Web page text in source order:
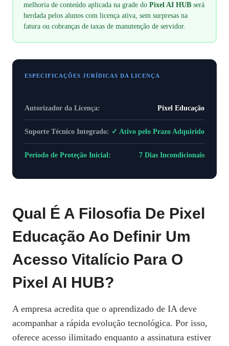
melhoria de conteúdo aplicada na grade do Pixel AI HUB será
herdada pelos alunos com licença ativa, sem surpresas na
fatura ou cobranças de taxas de manutenção de servidor.
ESPECIFICAÇÕES JURÍDICAS DA LICENÇA
Autorizador da Licença: Pixel Educação
Suporte Técnico Integrado: ✓ Ativo pelo Prazo Adquirido
Período de Proteção Inicial: 7 Dias Incondicionais
Qual É A Filosofia De Pixel
Educação Ao Definir Um
Acesso Vitalício Para O
Pixel AI HUB?
A empresa acredita que o aprendizado de IA deve
acompanhar a rápida evolução tecnológica. Por isso,
oferece acesso ilimitado enquanto a assinatura estiver